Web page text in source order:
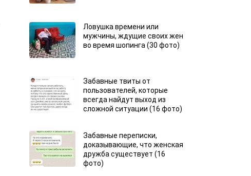
Ловушка времени или
мужчины, ждущие своих жен
во время шопинга (30 фото)
Забавные твиты от
пользователей, которые
всегда найдут выход из
сложной ситуации (16 фото)
Забавные переписки,
доказывающие, что женская
дружба существует (16
фото)